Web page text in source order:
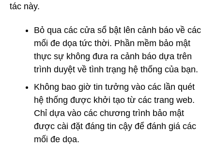
tác này.
Bỏ qua các cửa sổ bật lên cảnh báo về các
mối đe dọa tức thời. Phần mềm bảo mật
thực sự không đưa ra cảnh báo dựa trên
trình duyệt về tình trạng hệ thống của bạn.
Không bao giờ tin tưởng vào các lần quét
hệ thống được khởi tạo từ các trang web.
Chỉ dựa vào các chương trình bảo mật
được cài đặt đáng tin cậy để đánh giá các
mối đe dọa.